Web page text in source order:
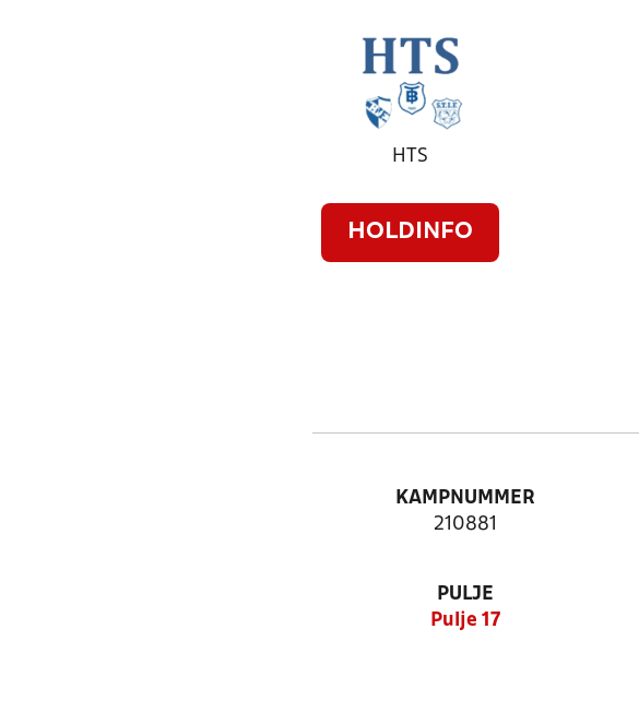
HTS
HOLDINFO
KAMPNUMMER
210881
PULJE
Pulje 17